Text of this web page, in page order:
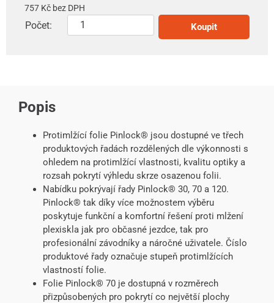
757 Kč bez DPH
Počet: Koupit
Popis
Protimlžící folie Pinlock® jsou dostupné ve třech
produktových řadách rozdělených dle výkonnosti s
ohledem na protimlžící vlastnosti, kvalitu optiky a
rozsah pokrytí výhledu skrze osazenou folii.
Nabídku pokrývají řady Pinlock® 30, 70 a 120.
Pinlock® tak díky více možnostem výběru
poskytuje funkční a komfortní řešení proti mlžení
plexiskla jak pro občasné jezdce, tak pro
profesionální závodníky a náročné uživatele. Číslo
produktové řady označuje stupeň protimlžících
vlastností folie.
Folie Pinlock® 70 je dostupná v rozměrech
přizpůsobených pro pokrytí co největší plochy